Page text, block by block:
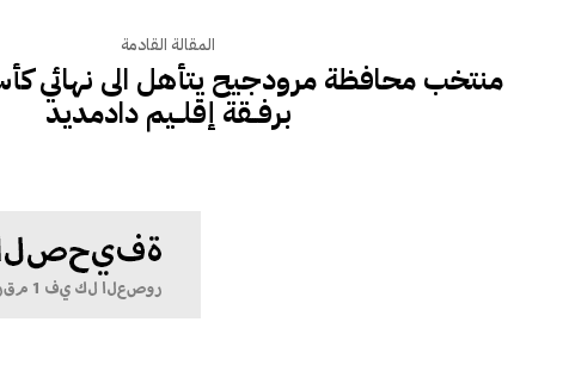
المقالة القادمة
منتخب محافظة مرودجيح يتأهل الى نهائي كأس
برفـــقة إقلـــيم دادمديد